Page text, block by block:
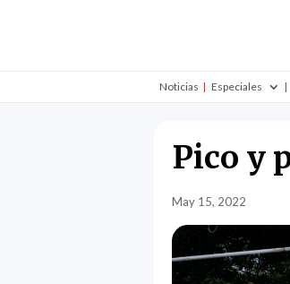
Noticias Especiales
Pico y
May 15, 2022